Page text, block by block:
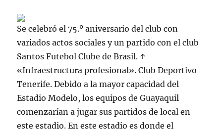
Se celebró el 75.º aniversario del club con
variados actos sociales y un partido con el club
Santos Futebol Clube de Brasil. ↑
«Infraestructura profesional». Club Deportivo
Tenerife. Debido a la mayor capacidad del
Estadio Modelo, los equipos de Guayaquil
comenzarían a jugar sus partidos de local en
este estadio. En este estadio es donde el